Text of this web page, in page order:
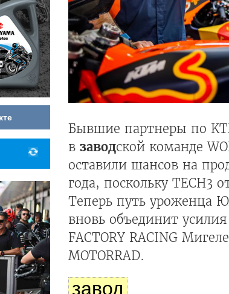
Бывшие партнеры по
в заводской команде
оставили шансов на
года, поскольку TECH3
Теперь путь уроженца
вновь объединит
FACTORY RACING
MOTORRAD.
завод